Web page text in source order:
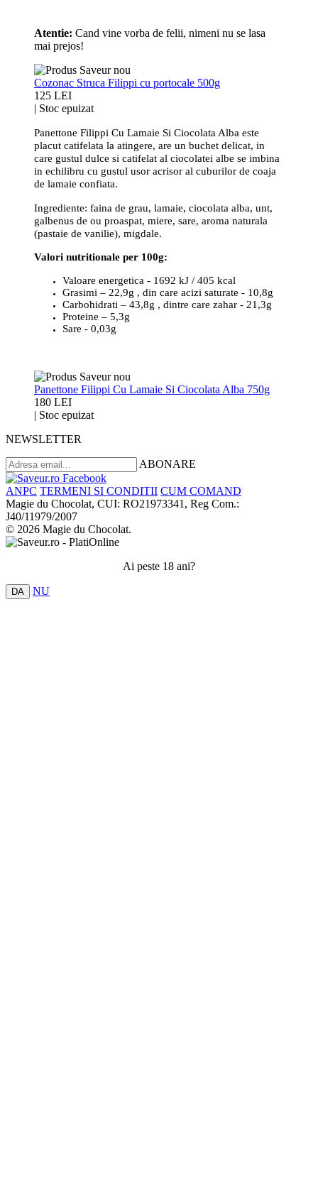
Atentie: Cand vine vorba de felii, nimeni nu se lasa
mai prejos!
Cozonac Struca Filippi cu portocale 500g
125 LEI
| Stoc epuizat
Panettone Filippi Cu Lamaie Si Ciocolata Alba este
placut catifelata la atingere, are un buchet delicat, in
care gustul dulce si catifelat al ciocolatei albe se imbina
in echilibru cu gustul usor acrisor al cuburilor de coaja
de lamaie confiata.
Ingrediente: faina de grau, lamaie, ciocolata alba, unt,
galbenus de ou proaspat, miere, sare, aroma naturala
(pastaie de vanilie), migdale.
Valori nutritionale per 100g:
Valoare energetica - 1692 kJ / 405 kcal
Grasimi – 22,9g , din care acizi saturate - 10,8g
Carbohidrati – 43,8g , dintre care zahar - 21,3g
Proteine – 5,3g
Sare - 0,03g
Panettone Filippi Cu Lamaie Si Ciocolata Alba 750g
180 LEI
| Stoc epuizat
NEWSLETTER
ABONARE
ANPC TERMENI SI CONDITII CUM COMAND
Magie du Chocolat, CUI: RO21973341, Reg Com.:
J40/11979/2007
© 2026 Magie du Chocolat.
Ai peste 18 ani?
DA NU